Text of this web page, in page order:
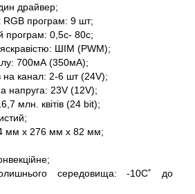
драйвер;
RGB програм: 9 шт;
програм: 0,5c- 80c;
ШІМ (PWM);
700мА (350мА);
на канал: 2-6 шт (24V);
напруга: 23V (12V);
млн. квітів (24 bit);
мм х 276 мм х 82 мм;
середовища: -10С˚ до